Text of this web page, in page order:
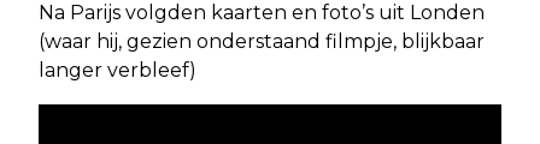
Na Parijs volgden kaarten en foto’s uit Londen
(waar hij, gezien onderstaand filmpje, blijkbaar
langer verbleef)